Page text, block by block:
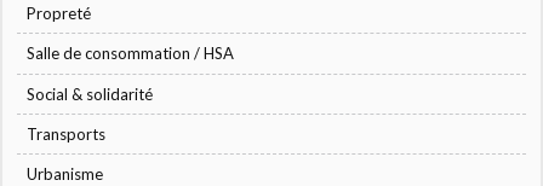
Propreté
Salle de consommation / HSA
Social & solidarité
Transports
Urbanisme